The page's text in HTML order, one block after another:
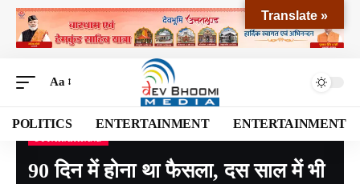
Aa
POLITICS ENTERTAINMENT ENTERTAINMENT
Devbhoomi Media>Blog>NATIONAL>UTTARAKHAND>90 दिन में होना था फैसला, दस साल में भी नहीं निपटे 39 केस
90 दिन में होना था फैसला, दस साल में भी
Translate »